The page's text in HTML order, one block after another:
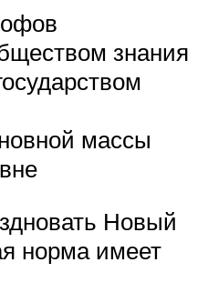
знания
массы
Новый
норма имеет